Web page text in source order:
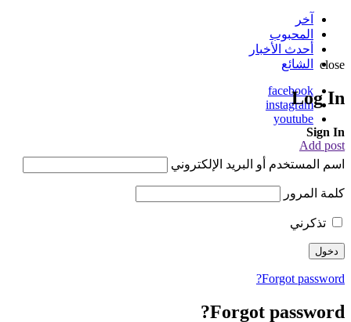
آخر
المحبوب
أحدث الأخبار
الشائع
facebook
instagram
youtube
Add post
close
Log In
Sign In
اسم المستخدم أو البريد الإلكتروني
كلمة المرور
تذكرني
Forgot password?
Forgot password?